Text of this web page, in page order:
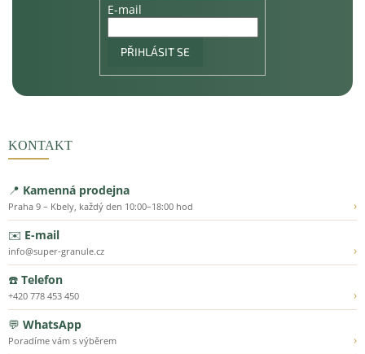
E-mail
PŘIHLÁSIT SE
KONTAKT
📍 Kamenná prodejna
Praha 9 – Kbely, každý den 10:00–18:00 hod
›
✉️ E-mail
info@super-granule.cz
›
☎️ Telefon
+420 778 453 450
›
💬 WhatsApp
Poradíme vám s výběrem
›